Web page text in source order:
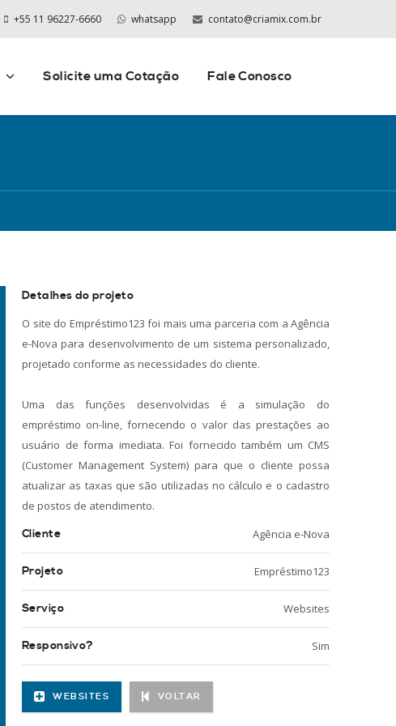
+55 11 96227-6660 whatsapp contato@criamix.com.br
Solicite uma Cotação Fale Conosco
Detalhes do projeto
O site do Empréstimo123 foi mais uma parceria com a Agência
e-Nova para desenvolvimento de um sistema personalizado,
projetado conforme as necessidades do cliente.
Uma das funções desenvolvidas é a simulação do
empréstimo on-line, fornecendo o valor das prestações ao
usuário de forma imediata. Foi fornecido também um CMS
(Customer Management System) para que o cliente possa
atualizar as taxas que são utilizadas no cálculo e o cadastro
de postos de atendimento.
Cliente
Agência e-Nova
Projeto Empréstimo123
Serviço Websites
Responsivo? Sim
WEBSITES VOLTAR